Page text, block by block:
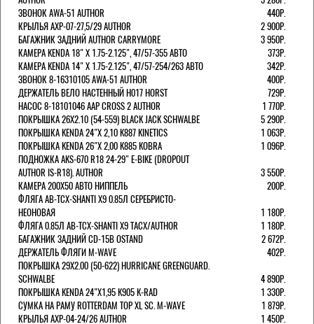
ЗВОНОК AWA-51 AUTHOR
440Р.
КРЫЛЬЯ AXP-07-27,5/29 AUTHOR
2 900Р.
БАГАЖНИК ЗАДНИЙ AUTHOR CARRYMORE
3 950Р.
КАМЕРА KENDA 18" Х 1.75-2.125", 47/57-355 АВТО
373Р.
КАМЕРА KENDA 14" Х 1.75-2.125", 47/57-254/263 АВТО
342Р.
ЗВОНОК 8-16310105 AWA-51 AUTHOR
400Р.
ДЕРЖАТЕЛЬ ВЕЛО НАСТЕННЫЙ H017 HORST
729Р.
НАСОС 8-18101046 AAP CROSS 2 AUTHOR
1 770Р.
ПОКРЫШКА 26X2.10 (54-559) BLACK JACK SCHWALBE
5 290Р.
ПОКРЫШКА KENDA 24"Х 2,10 K887 KINETICS
1 063Р.
ПОКРЫШКА KENDA 26"Х 2,00 K885 KOBRA
1 096Р.
ПОДНОЖКА AKS-670 R18 24-29" E-BIKE (DROPOUT
AUTHOR IS-R18). AUTHOR
3 550Р.
КАМЕРА 200Х50 АВТО НИППЕЛЬ
200Р.
ФЛЯГА AB-TCX-SHANTI X9 0.85Л СЕРЕБРИСТО-
НЕОНОВАЯ
1 180Р.
ФЛЯГА 0.85Л AB-TCX-SHANTI X9 TACX/AUTHOR
1 180Р.
БАГАЖНИК ЗАДНИЙ CD-15B OSTAND
2 672Р.
ДЕРЖАТЕЛЬ ФЛЯГИ M-WAVE
402Р.
ПОКРЫШКА 29X2.00 (50-622) HURRICANE GREENGUARD.
SCHWALBE
4 890Р.
ПОКРЫШКА KENDA 24"Х1,95 K905 K-RAD
1 330Р.
СУМКА НА РАМУ ROTTERDAM TOP XL SC. M-WAVE
1 879Р.
КРЫЛЬЯ AXP-04-24/26 AUTHOR
1 450Р.